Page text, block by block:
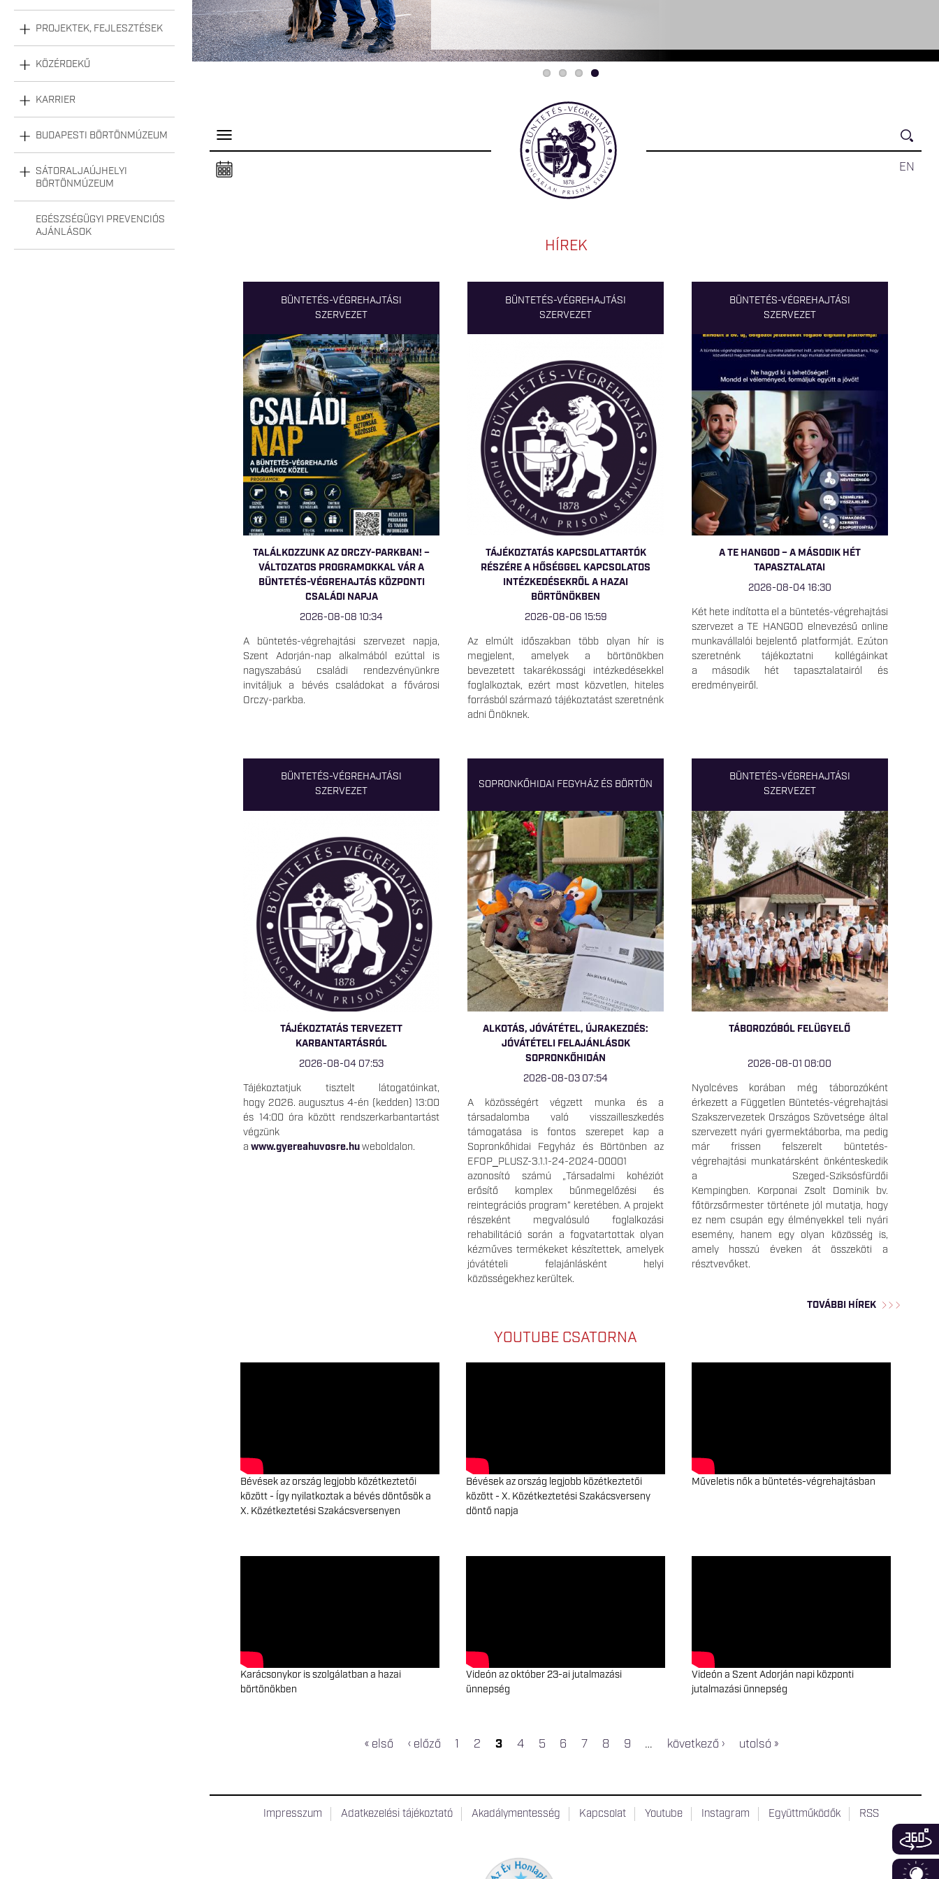
PROJEKTEK, FEJLESZTÉSEK
KÖZÉRDEKŰ
KARRIER
BUDAPESTI BÖRTÖNMÚZEUM
SÁTORALJAÚJHELYI
BÖRTÖNMÚZEUM
EGÉSZSÉGÜGYI PREVENCIÓS
AJÁNLÁSOK
EN
P
e
l
HÍREK
BÜNTETÉS-VÉGREHAJTÁSI
SZERVEZET
TALÁLKOZZUNK AZ ORCZY-PARKBAN! –
VÁLTOZATOS PROGRAMOKKAL VÁR A
BÜNTETÉS-VÉGREHAJTÁS KÖZPONTI
CSALÁDI NAPJA
2026-08-08 10:34
A büntetés-végrehajtási szervezet napja,
Szent Adorján-nap alkalmából ezúttal is
nagyszabású családi rendezvényünkre
invitáljuk a bévés családokat a fővárosi
Orczy-parkba.
BÜNTETÉS-VÉGREHAJTÁSI
SZERVEZET
TÁJÉKOZTATÁS KAPCSOLATTARTÓK
RÉSZÉRE A HŐSÉGGEL KAPCSOLATOS
INTÉZKEDÉSEKRŐL A HAZAI
BÖRTÖNÖKBEN
2026-08-06 15:59
Az elmúlt időszakban több olyan hír is
megjelent, amelyek a börtönökben
bevezetett takarékossági intézkedésekkel
foglalkoztak, ezért most közvetlen, hiteles
forrásból származó tájékoztatást szeretnénk
adni Önöknek.
BÜNTETÉS-VÉGREHAJTÁSI
SZERVEZET
A TE HANGOD – A MÁSODIK HÉT
TAPASZTALATAI
2026-08-04 16:30
Két hete indította el a büntetés-végrehajtási
szervezet a TE HANGOD elnevezésű online
munkavállalói bejelentő platformját. Ezúton
szeretnénk tájékoztatni kollégáinkat
a második hét tapasztalatairól és
eredményeiről.
BÜNTETÉS-VÉGREHAJTÁSI
SZERVEZET
TÁJÉKOZTATÁS TERVEZETT
KARBANTARTÁSRÓL
2026-08-04 07:53
Tájékoztatjuk tisztelt látogatóinkat,
hogy 2026. augusztus 4-én (kedden) 13:00
és 14:00 óra között rendszerkarbantartást
végzünk
awww.gyereahuvosre.huweboldalon.
SOPRONKŐHIDAI FEGYHÁZ ÉS BÖRTÖN
ALKOTÁS, JÓVÁTÉTEL, ÚJRAKEZDÉS:
JÓVÁTÉTELI FELAJÁNLÁSOK
SOPRONKŐHIDÁN
2026-08-03 07:54
A közösségért végzett munka és a
társadalomba való visszailleszkedés
támogatása is fontos szerepet kap a
Sopronkőhidai Fegyház és Börtönben az
EFOP_PLUSZ-3.1.1-24-2024-00001
azonosító számú „Társadalmi kohéziót
erősítő komplex bűnmegelőzési és
reintegrációs program” keretében. A projekt
részeként megvalósuló foglalkozási
rehabilitáció során a fogvatartottak olyan
kézműves termékeket készítettek, amelyek
jóvátételi felajánlásként helyi
közösségekhez kerültek.
BÜNTETÉS-VÉGREHAJTÁSI
SZERVEZET
TÁBOROZÓBÓL FELÜGYELŐ
2026-08-01 08:00
Nyolcéves korában még táborozóként
érkezett a Független Büntetés-végrehajtási
Szakszervezetek Országos Szövetsége által
szervezett nyári gyermektáborba, ma pedig
már frissen felszerelt büntetés-
végrehajtási munkatársként önkénteskedik
a Szeged-Sziksósfürdői
Kempingben. Korponai Zsolt Dominik bv.
főtörzsőrmester története jól mutatja, hogy
ez nem csupán egy élményekkel teli nyári
esemény, hanem egy olyan közösség is,
amely hosszú éveken át összeköti a
résztvevőket.
TOVÁBBI HÍREK
YOUTUBE CSATORNA
Bévések az ország legjobb közétkeztetői
között - Így nyilatkoztak a bévés döntősök a
X. Közétkeztetési Szakácsversenyen
Bévések az ország legjobb közétkeztetői
között - X. Közétkeztetési Szakácsverseny
döntő napja
Műveletis nők a büntetés-végrehajtásban
Karácsonykor is szolgálatban a hazai
börtönökben
Videón az október 23-ai jutalmazási
ünnepség
Videón a Szent Adorján napi központi
jutalmazási ünnepség
« első ‹ előző 1 2 3 4 5 6 7 8 9 … következő › utolsó »
Impresszum Adatkezelési tájékoztató Akadálymentesség Kapcsolat Youtube Instagram Együttműködők RSS